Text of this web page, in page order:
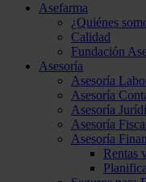
Asefarma
¿Quiénes
Calidad
Fundación
Asesoría
Asesoría
Asesoría
Asesoría
Asesoría
Asesoría
Rentas